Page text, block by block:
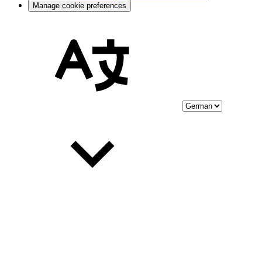
Manage cookie preferences